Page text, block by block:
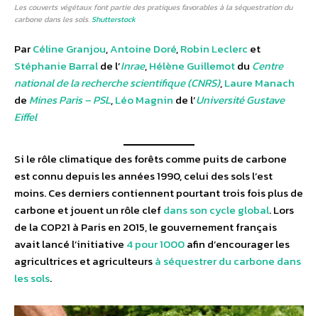
Les couverts végétaux font partie des pratiques favorables à la séquestration du
carbone dans les sols.Shutterstock
ParCéline Granjou,Antoine Doré,Robin Leclerc et
Stéphanie Barralde l’Inrae,Hélène Guillemotdu Centre
national de la recherche scientifique (CNRS),Laure Manach
de Mines Paris – PSL,Léo Magnin de l’Université Gustave
Eiffel
Si le rôle climatique des forêts comme puits de carbone
est connu depuis les années 1990, celui des sols l’est
moins. Ces derniers contiennent pourtant trois fois plus de
carbone et jouent un rôle clefdans son cycle global. Lors
de la COP21 à Paris en 2015, le gouvernement français
avait lancé l’initiative 4 pour 1000afin d’encourager les
agricultrices et agriculteursà séquestrer du carbone dans
les sols.